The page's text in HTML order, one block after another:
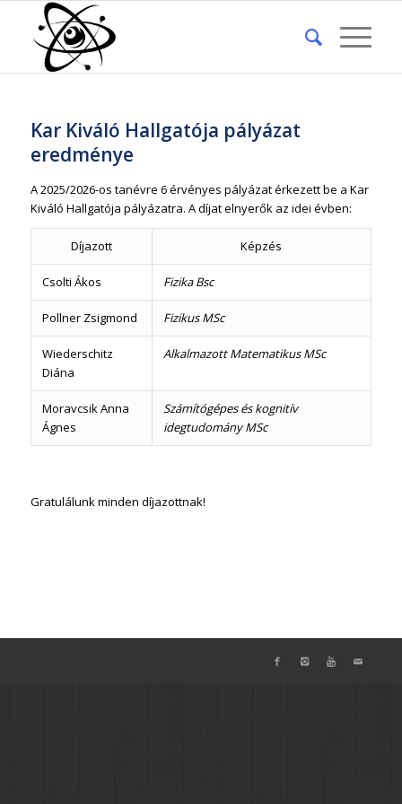
Kar Kiváló Hallgatója pályázat
eredménye
A 2025/2026-os tanévre 6 érvényes pályázat érkezett be a Kar
Kiváló Hallgatója pályázatra. A díjat elnyerők az idei évben:
Díjazott Képzés
Csolti Ákos Fizika Bsc
Pollner Zsigmond Fizikus MSc
Wiederschitz
Diána
Alkalmazott Matematikus MSc
Moravcsik Anna
Ágnes
Számítógépes és kognitív
idegtudomány MSc
Gratulálunk minden díjazottnak!